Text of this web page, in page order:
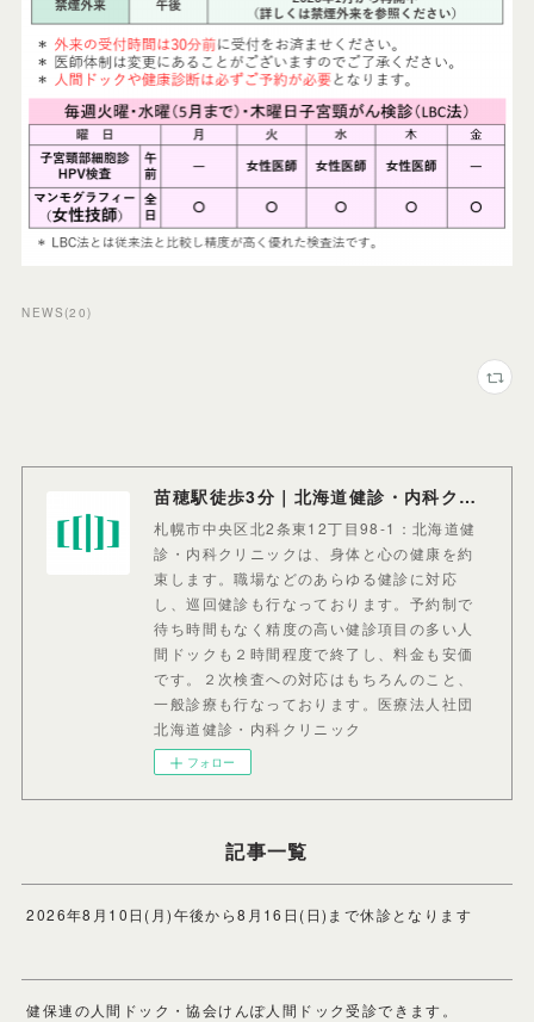
NEWS (20)
苗穂駅徒歩3分｜北海道健診・内科クリニック
札幌市中央区北2条東12丁目98-1：北海道健
診・内科クリニックは、身体と心の健康を約
束します。職場などのあらゆる健診に対応
し、巡回健診も行なっております。予約制で
待ち時間もなく精度の高い健診項目の多い人
間ドックも２時間程度で終了し、料金も安価
です。２次検査への対応はもちろんのこと、
一般診療も行なっております。医療法人社団
北海道健診・内科クリニック
フォロー
記事一覧
2026年8月10日(月)午後から8月16日(日)まで休診となります
健保連の人間ドック・協会けんぽ人間ドック受診できます。